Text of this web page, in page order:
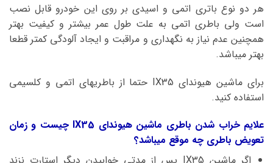
هر دو نوع باتری اتمی و اسیدی بر روی این خودرو قابل نصب
است ولی باطری اتمی به علت طول عمر بیشتر و کیفیت بهتر
همچنین عدم نیاز به نگهداری و مراقبت و ایجاد آلودگی کمتر قطعا
بهتر میباشد.
برای ماشین هیوندای IX35 حتما از باطریهای اتمی و کلسیمی
استفاده کنید.
علایم خراب شدن باطری ماشین هیوندای IX35 چیست و زمان
تعویض باطری چه موقع میباشد؟